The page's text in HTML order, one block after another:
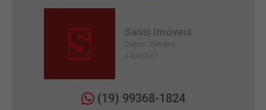
Sassi Imóveis
Depto. Vendas
J-04970/1
(19) 99368-1824